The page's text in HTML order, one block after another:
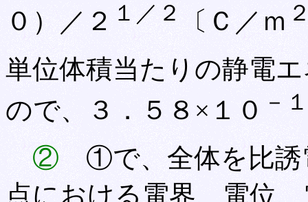
０）／２ １／２ 〔Ｃ／ｍ
単位体積当たりの静電
ので、３．５８×１０ －
②①で、全体を比誘
点における電界、電位